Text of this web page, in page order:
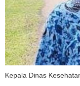
Kepala Dinas